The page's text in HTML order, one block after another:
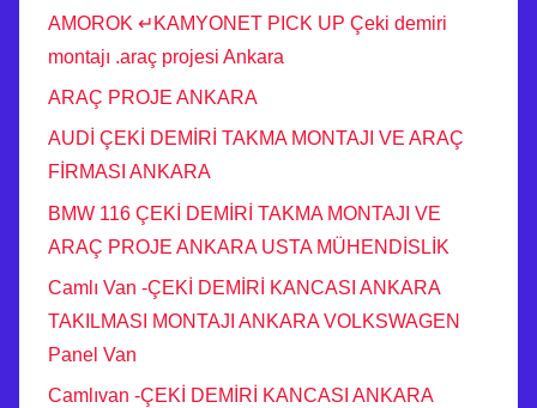
AMOROK ↵KAMYONET PICK UP Çeki demiri
montajı .araç projesi Ankara
ARAÇ PROJE ANKARA
AUDİ ÇEKİ DEMİRİ TAKMA MONTAJI VE ARAÇ
FİRMASI ANKARA
BMW 116 ÇEKİ DEMİRİ TAKMA MONTAJI VE
ARAÇ PROJE ANKARA USTA MÜHENDİSLİK
Camlı Van -ÇEKİ DEMİRİ KANCASI ANKARA
TAKILMASI MONTAJI ANKARA VOLKSWAGEN
Panel Van
Camlıvan -ÇEKİ DEMİRİ KANCASI ANKARA